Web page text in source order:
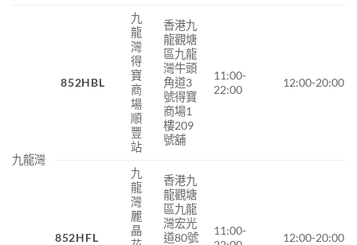
九龍灣
852HBL
九
龍
灣
得
寶
商
場
順
豐
站
香港九
龍觀塘
區九龍
灣牛頭
角道3
號得寶
商場1
樓209
號舖
11:00-
22:00
12:00-20:00
852HFL
九
龍
灣
麗
晶
香港九
龍觀塘
區九龍
灣宏光
道80號
11:00-
12:00-20:00